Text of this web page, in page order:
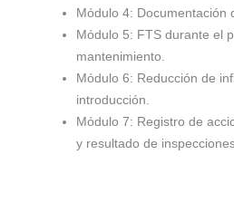
Módulo 4: Documentación
Módulo 5: FTS durante el
mantenimiento.
Módulo 6: Reducción de
introducción.
Módulo 7: Registro de
y resultado de